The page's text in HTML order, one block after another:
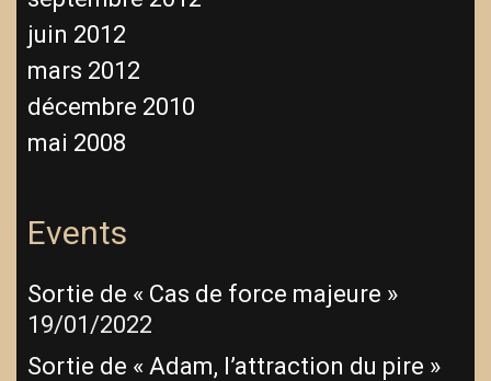
juin 2012
mars 2012
décembre 2010
mai 2008
Events
Sortie de « Cas de force majeure »
19/01/2022
Sortie de « Adam, l’attraction du pire »